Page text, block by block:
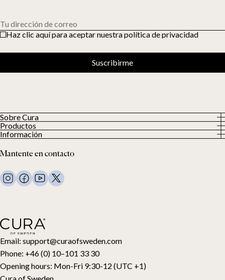
Email: support@curaofsweden.com
Phone: +46 (0) 10–101 33 30
Opening hours: Mon-Fri 9:30-12 (UTC +1)
Sobre Cura
Sobre nosotros
Nuestros clientes
Productos
Todos los productos
Edredones con peso
Ropa de cama
Almohadas y más
Cubrecolchones
Tarjeta regalo
Información
Términos y condiciones
FAQ
Contacto
Mantente en contacto
Tu dirección de correo
Haz clic aquí para aceptar nuestra política de privacidad
Suscribirme